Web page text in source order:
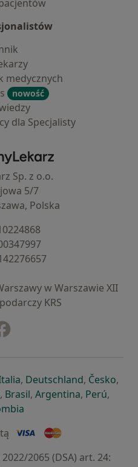
medycznych
nowość
dla Specjalisty
ZnanyLekarz - Strona główna
Sp. z o.o.
5/7
Polska
w Warszawie XII
KRS
karcie
w nowej karcie
się w nowej karcie
otwiera się w nowej
, Deutschlandotwiera się
, Česko,
karcie
się w nowej karcie
otwiera się w nowej karcie
, Brasilotwiera się w nowej
, Argentinaotwiera się
, Perú,
2022/2065 (DSA) art. 24: